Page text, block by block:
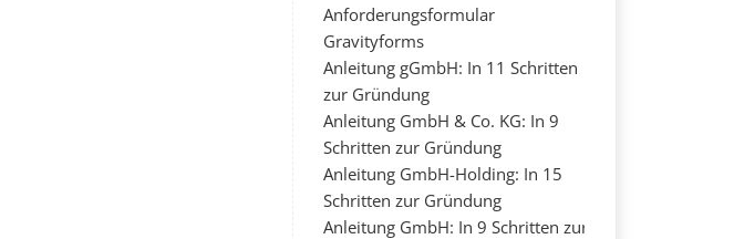
Anforderungsformular
Gravityforms
Anleitung gGmbH: In 11 Schritten
zur Gründung
Anleitung GmbH & Co. KG: In 9
Schritten zur Gründung
Anleitung GmbH-Holding: In 15
Schritten zur Gründung
Anleitung GmbH: In 9 Schritten zur